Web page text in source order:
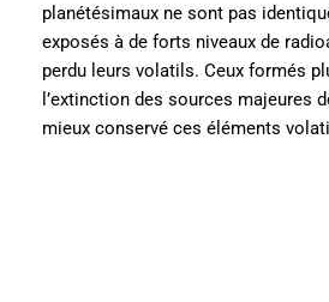
planétésimaux ne sont pas
exposés à de forts niveaux de
perdu leurs volatils. Ceux formés
l’extinction des sources majeures
mieux conservé ces éléments